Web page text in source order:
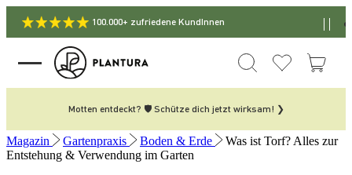
100.000+ zufriedene KundInnen
Motten entdeckt? 🛡️ Schütze dich jetzt wirksam! ❯
Magazin Gartenpraxis Boden & Erde
Was ist Torf? Alles zur
Entstehung & Verwendung im Garten